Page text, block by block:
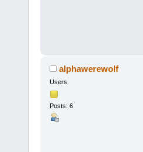
alphawerewolf
Users
Posts: 6